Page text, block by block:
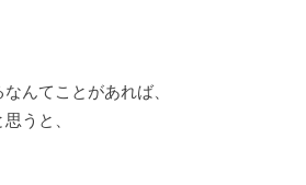
んてことがあれば、
うと、